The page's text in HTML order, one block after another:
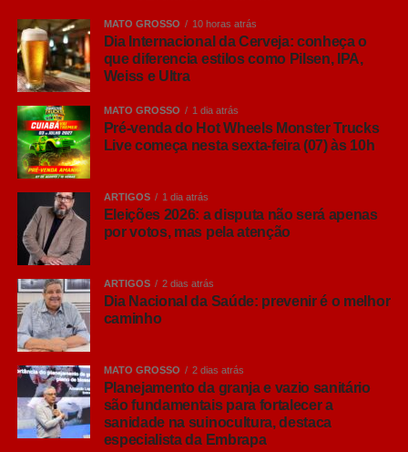
e Ultra façam parte do vocabulário de muitos brasileiros,
ainda há dúvidas sobre o que realmente diferencia cada
um deles. Fermentação, intensidade dos aromas, corpo,
amargor e até origem dos estilos ajudam a explicar por
que cada cerveja oferece uma experiência diferente.
“Hoje o brasileiro quer conhecer mais sobre aquilo que
consome. Entender por que uma cerveja tem determinado
aroma, o que muda entre uma Pilsen e uma IPA ou
descobrir como a fermentação influencia o resultado final
e torna a experiência muito mais interessante. Não existe
um estilo melhor que outro, sempre tem aquele que
combina mais com o gosto do consumidor e com cada
ocasião”, comenta Ana Paula Nicolino, especialista em
análise sensorial do Grupo Petrópolis.
Antes de conhecer os principais estilos, vale entender
que grande parte das cervejas comerciais são
classificadas em duas grandes famílias: Lager e Ale.
MATO GROSSO 10 horas atrás
Dia Internacional da Cerveja: conheça o
que diferencia estilos como Pilsen, IPA,
Weiss e Ultra
MATO GROSSO 1 dia atrás
Pré-venda do Hot Wheels Monster Trucks
Live começa nesta sexta-feira (07) às 10h
ARTIGOS 1 dia atrás
Eleições 2026: a disputa não será apenas
por votos, mas pela atenção
ARTIGOS 2 dias atrás
Dia Nacional da Saúde: prevenir é o melhor
caminho
MATO GROSSO 2 dias atrás
Planejamento da granja e vazio sanitário
são fundamentais para fortalecer a
sanidade na suinocultura, destaca
especialista da Embrapa